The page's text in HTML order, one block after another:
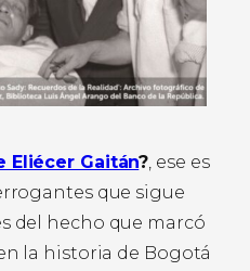
Eliécer Gaitán?, ese es
que sigue
del hecho que marcó
la historia de Bogotá